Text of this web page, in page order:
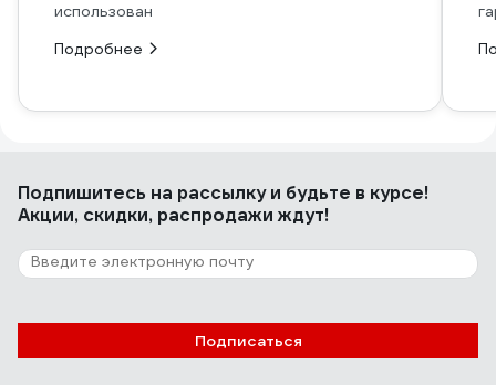
использован
Подробнее
Подпишитесь на рассылкуи будьте в курсе!
Акции, скидки, распродажи ждут!
Подписаться